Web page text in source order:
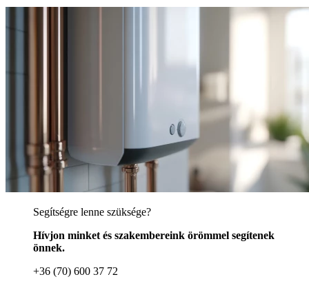
Segítségre lenne szüksége?
Hívjon minket és szakembereink örömmel segítenek
önnek.
+36 (70) 600 37 72